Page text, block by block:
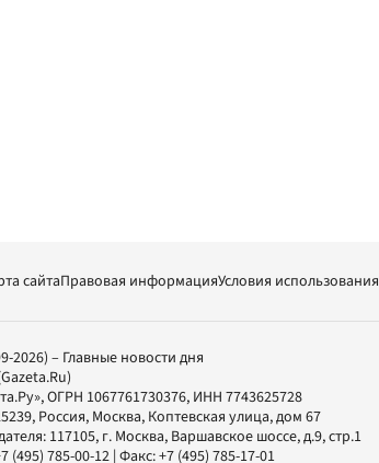
сайтаПравовая информацияУсловия использования
2026) – Главные новости дня
, ОГРН 1067761730376, ИНН 7743625728
Россия, Москва, Коптевская улица, дом 67
117105, г. Москва, Варшавское шоссе, д.9, стр.1
(495) 785-00-12 | Факс:+7 (495) 785-17-01